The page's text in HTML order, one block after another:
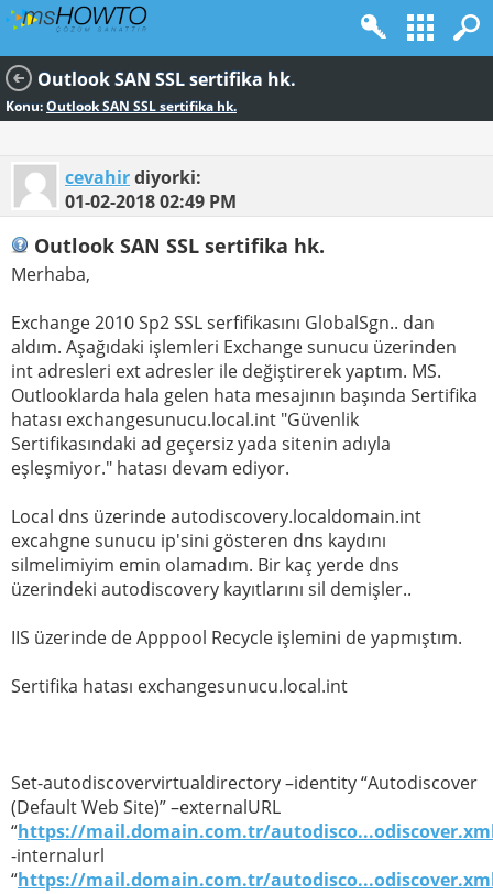
Outlook SAN SSL sertifika hk.
Konu:Outlook SAN SSL sertifika hk.
cevahirdiyorki:
01-02-201802:49 PM
Outlook SAN SSL sertifika hk.
Merhaba,
Exchange 2010 Sp2 SSL serfifikasını GlobalSgn.. dan
aldım. Aşağıdaki işlemleri Exchange sunucu üzerinden
int adresleri ext adresler ile değiştirerek yaptım. MS.
Outlooklarda hala gelen hata mesajının başında Sertifika
hatası exchangesunucu.local.int "Güvenlik
Sertifikasındaki ad geçersiz yada sitenin adıyla
eşleşmiyor." hatası devam ediyor.
Local dns üzerinde autodiscovery.localdomain.int
excahgne sunucu ip'sini gösteren dns kaydını
silmelimiyim emin olamadım. Bir kaç yerde dns
üzerindeki autodiscovery kayıtlarını sil demişler..
IIS üzerinde de Apppool Recycle işlemini de yapmıştım.
Sertifika hatası exchangesunucu.local.int
Set-autodiscovervirtualdirectory –identity “Autodiscover
(Default Web Site)” –externalURL
“https://mail.domain.com.tr/
-internalurl
“https://mail.domain.com.tr/